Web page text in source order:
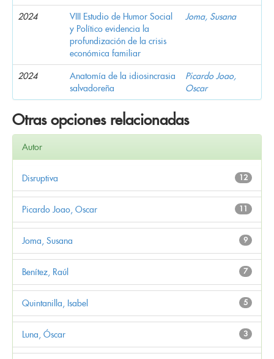
2024
VIII Estudio de Humor Social
y Político evidencia la
profundización de la crisis
económica familiar
Joma, Susana
2024
Anatomía de la idiosincrasia
salvadoreña
Picardo Joao,
Oscar
Otras opciones relacionadas
Autor
12
Disruptiva
11
Picardo Joao, Oscar
9
Joma, Susana
7
Benítez, Raúl
5
Quintanilla, Isabel
3
Luna, Óscar